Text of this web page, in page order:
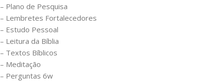
– Plano de Pesquisa
– Lembretes Fortalecedores
– Estudo Pessoal
– Leitura da Bíblia
– Textos Bíblicos
– Meditação
– Perguntas 6w